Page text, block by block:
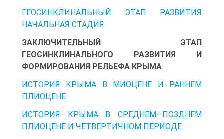
ГЕОСИНКЛИНАЛЬНЫЙ ЭТАП РАЗВИТИЯ
НАЧАЛЬНАЯ СТАДИЯ
ЗАКЛЮЧИТЕЛЬНЫЙ ЭТАП
ГЕОСИНКЛИНАЛЬНОГО РАЗВИТИЯ И
ФОРМИРОВАНИЯ РЕЛЬЕФА КРЫМА
ИСТОРИЯ КРЫМА В МИОЦЕНЕ И РАННЕМ
ПЛИОЦЕНЕ
ИСТОРИЯ КРЫМА В СРЕДНЕМ—ПОЗДНЕМ
ПЛИОЦЕНЕ И ЧЕТВЕРТИЧНОМ ПЕРИОДЕ